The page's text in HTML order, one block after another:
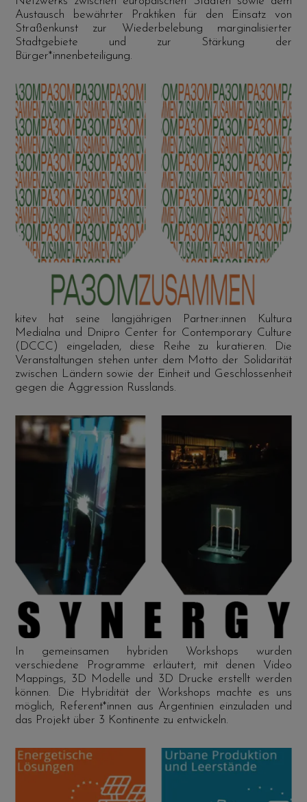
Austausch bewährter Praktiken für den Einsatz von
Straßenkunst zur Wiederbelebung marginalisierter
Stadtgebiete und zur Stärkung der
Bürger*innenbeteiligung.
kitev hat seine langjährigen Partner:innen Kultura
Medialna und Dnipro Center for Contemporary Culture
(DCCC) eingeladen, diese Reihe zu kuratieren. Die
Veranstaltungen stehen unter dem Motto der Solidarität
zwischen Ländern sowie der Einheit und Geschlossenheit
gegen die Aggression Russlands.
In gemeinsamen hybriden Workshops wurden
verschiedene Programme erläutert, mit denen Video
Mappings, 3D Modelle und 3D Drucke erstellt werden
können. Die Hybridität der Workshops machte es uns
möglich, Referent*innen aus Argentinien einzuladen und
das Projekt über 3 Kontinente zu entwickeln.